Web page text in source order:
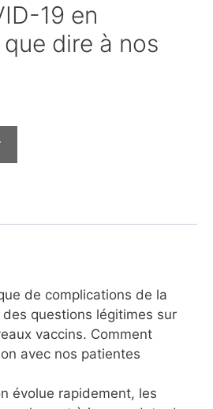
19 en
dire à nos
de complications de la
des questions légitimes sur
vaccins. Comment
avec nos patientes
évolue rapidement, les